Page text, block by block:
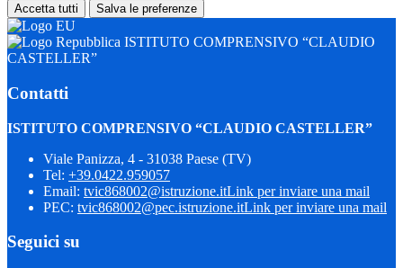
Accetta tutti Salva le preferenze
ISTITUTO COMPRENSIVO “CLAUDIO
CASTELLER”
Contatti
ISTITUTO COMPRENSIVO “CLAUDIO CASTELLER”
Viale Panizza, 4 - 31038 Paese (TV)
Tel: +39.0422.959057
Email: tvic868002@istruzione.itLink per inviare una mail
PEC: tvic868002@pec.istruzione.itLink per inviare una mail
Seguici su